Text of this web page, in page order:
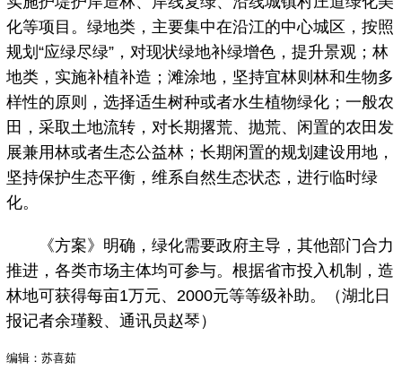
化等项目。绿地类，主要集中在沿江的中心城区，按照
规划“应绿尽绿”，对现状绿地补绿增色，提升景观；林
地类，实施补植补造；滩涂地，坚持宜林则林和生物多
样性的原则，选择适生树种或者水生植物绿化；一般农
田，采取土地流转，对长期撂荒、抛荒、闲置的农田发
展兼用林或者生态公益林；长期闲置的规划建设用地，
坚持保护生态平衡，维系自然生态状态，进行临时绿
化。
《方案》明确，绿化需要政府主导，其他部门合力
推进，各类市场主体均可参与。根据省市投入机制，造
林地可获得每亩1万元、2000元等等级补助。（湖北日
报记者余瑾毅、通讯员赵琴）
编辑：苏喜茹